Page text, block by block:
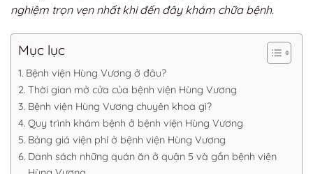
nghiệm trọn vẹn nhất khi đến đây khám chữa bệnh.
Mục lục
Bệnh viện Hùng Vương ở đâu?
Thời gian mở cửa của bệnh viện Hùng Vương
Bệnh viện Hùng Vương chuyên khoa gì?
Quy trình khám bệnh ở bệnh viện Hùng Vương
Bảng giá viện phí ở bệnh viện Hùng Vương
Danh sách những quán ăn ở quận 5 và gần bệnh viện